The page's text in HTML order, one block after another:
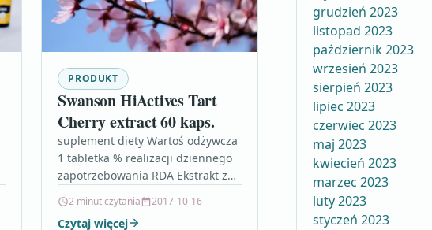
PRODUKT
Swanson HiActives Tart
Cherry extract 60 kaps.
suplement diety Wartoś odżywcza
1 tabletka % realizacji dziennego
zapotrzebowania RDA Ekstrakt z
Wyciąg z owoców wiśni, mąka
2 minut czytania 2017-10-16
Czytaj więcej
grudzień 2023
listopad 2023
październik 2023
wrzesień 2023
sierpień 2023
lipiec 2023
czerwiec 2023
maj 2023
kwiecień 2023
marzec 2023
luty 2023
styczeń 2023